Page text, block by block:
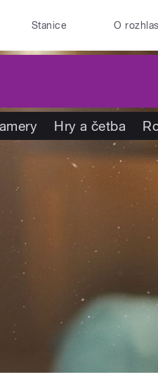
Stanice O
Hry a četba